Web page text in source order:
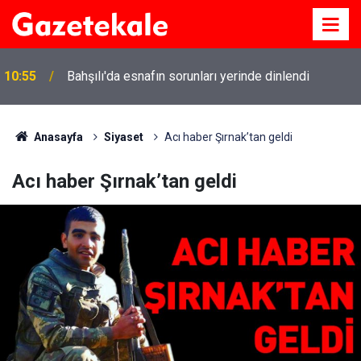
10:55 Bahşılı'da esnafın sorunları yerinde dinlendi
Anasayfa Siyaset Acı haber Şırnak’tan geldi
Acı haber Şırnak’tan geldi